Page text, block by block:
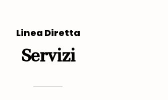
Linea Diretta
Servizi